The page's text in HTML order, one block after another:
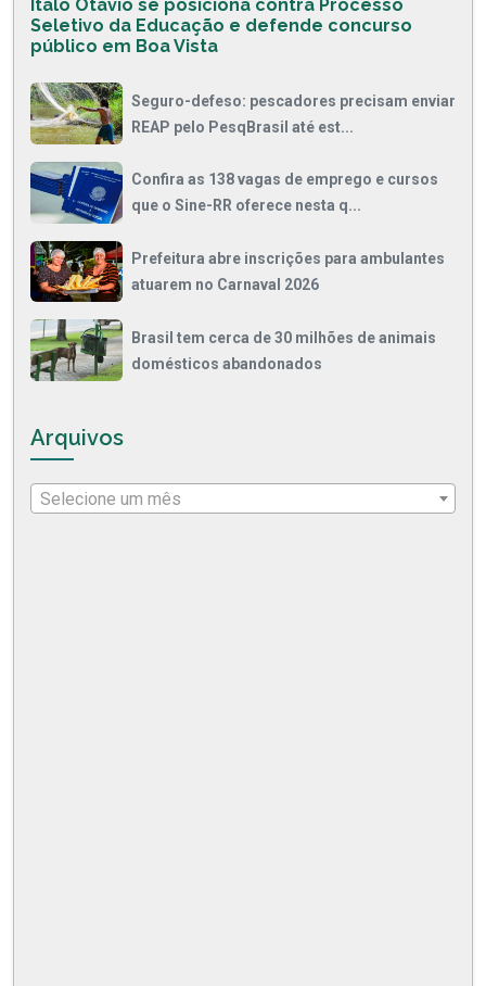
Ítalo Otávio se posiciona contra Processo
Seletivo da Educação e defende concurso
público em Boa Vista
Seguro-defeso: pescadores precisam enviar
REAP pelo PesqBrasil até est...
Confira as 138 vagas de emprego e cursos
que o Sine-RR oferece nesta q...
Prefeitura abre inscrições para ambulantes
atuarem no Carnaval 2026
Brasil tem cerca de 30 milhões de animais
domésticos abandonados
Arquivos
Selecione um mês